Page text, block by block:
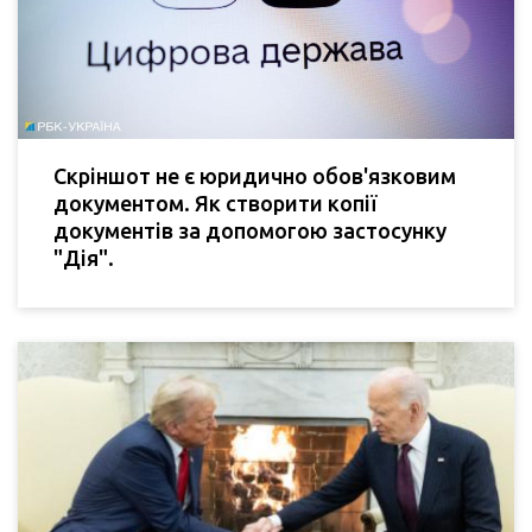
Скріншот не є юридично обов'язковим
документом. Як створити копії
документів за допомогою застосунку
"Дія".